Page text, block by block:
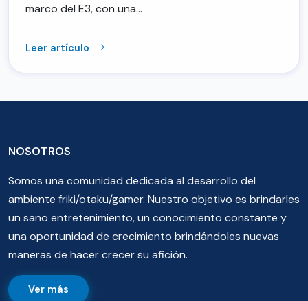
marco del E3, con una…
Leer artículo
NOSOTROS
Somos una comunidad dedicada al desarrollo del
ambiente friki/otaku/gamer. Nuestro objetivo es brindarles
un sano entretenimiento, un conocimiento constante y
una oportunidad de crecimiento brindándoles nuevas
maneras de hacer crecer su afición.
Ver más